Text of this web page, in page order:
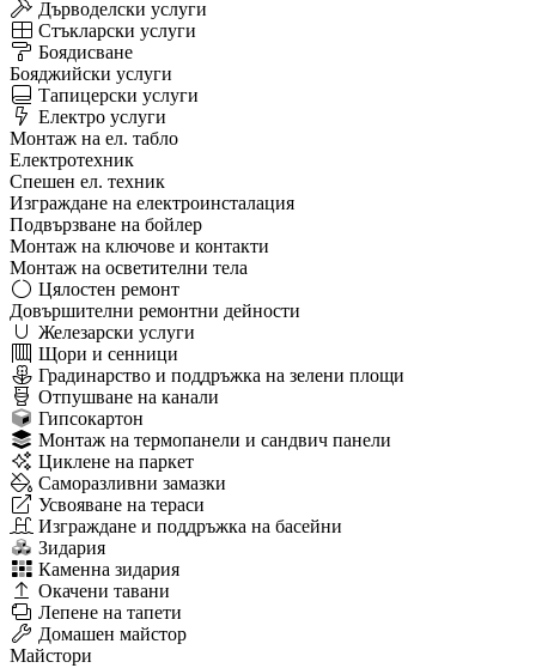
Дърводелски услуги
Стъкларски услуги
Боядисване
Бояджийски услуги
Тапицерски услуги
Електро услуги
Монтаж на ел. табло
Електротехник
Спешен ел. техник
Изграждане на електроинсталация
Подвързване на бойлер
Монтаж на ключове и контакти
Монтаж на осветителни тела
Цялостен ремонт
Довършителни ремонтни дейности
Железарски услуги
Щори и сенници
Градинарство и поддръжка на зелени площи
Отпушване на канали
Гипсокартон
Монтаж на термопанели и сандвич панели
Циклене на паркет
Саморазливни замазки
Усвояване на тераси
Изграждане и поддръжка на басейни
Зидария
Каменна зидария
Окачени тавани
Лепене на тапети
Домашен майстор
Майстори